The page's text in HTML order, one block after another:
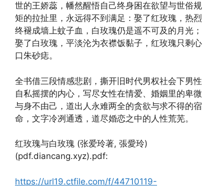
世的王娇蕊，幡然醒悟自己终身困在欲望与世俗规
矩的拉扯里，永远得不到满足：娶了红玫瑰，热烈
终褪成墙上蚊子血，白玫瑰仍是遥不可及的月光；
娶了白玫瑰，平淡沦为衣襟饭黏子，红玫瑰只剩心
口朱砂痣。
全书借三段情感悲剧，撕开旧时代男权社会下男性
自私摇摆的内心，写尽女性在情爱、婚姻里的卑微
与身不由己，道出人永难两全的贪欲与求不得的宿
命，文字冷冽通透，道尽婚恋之中的人性荒芜。
红玫瑰与白玫瑰 (张爱玲著, 張愛玲)
(pdf.diancang.xyz).pdf:
https://url19.ctfile.com/f/44710119-